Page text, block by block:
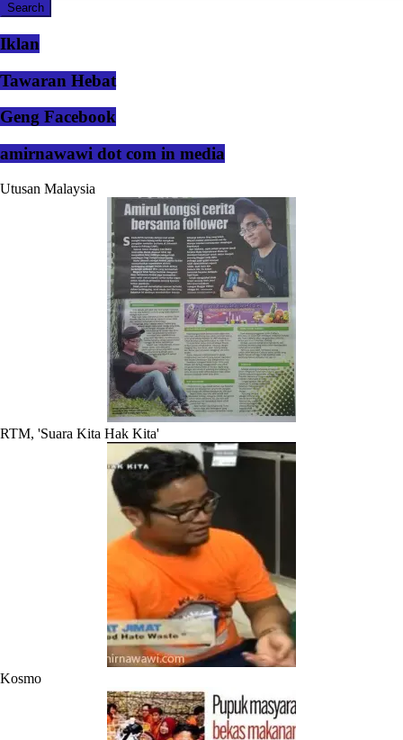
Iklan
Tawaran Hebat
Geng Facebook
amirnawawi dot com in media
Utusan Malaysia
RTM, 'Suara Kita Hak Kita'
Kosmo